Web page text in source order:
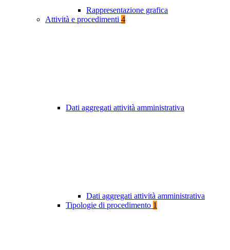
Rappresentazione grafica
Attività e procedimenti 4
Dati aggregati attività amministrativa
Dati aggregati attività amministrativa
Tipologie di procedimento 1